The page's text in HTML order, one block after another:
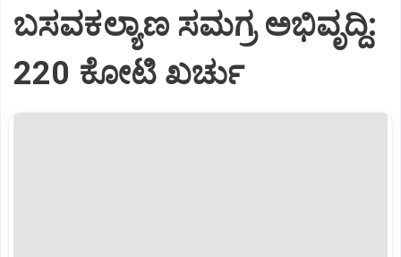
ಬಸವಕಲ್ಯಾಣ ಸಮಗ್ರ ಅಭಿವೃದ್ದಿ:
220 ಕೋಟಿ ಖರ್ಚು